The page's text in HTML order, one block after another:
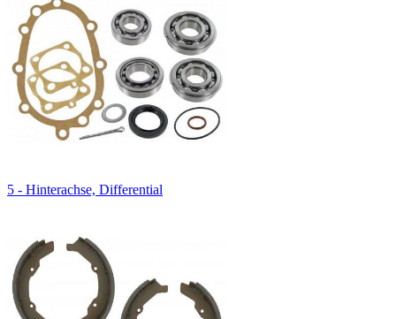
5 - Hinterachse, Differential